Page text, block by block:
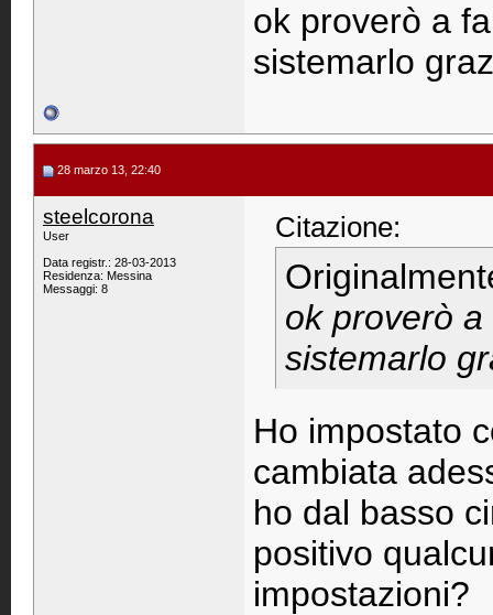
ok proverò a
sistemarlo
28 marzo 13, 22:40
steelcorona
User
Data registr.: 28-03-2013
Residenza: Messina
Messaggi: 8
Citazione:
ok proverò
sistemarlo
Ho impostato
cambiata
ho dal basso
positivo
impostazioni?